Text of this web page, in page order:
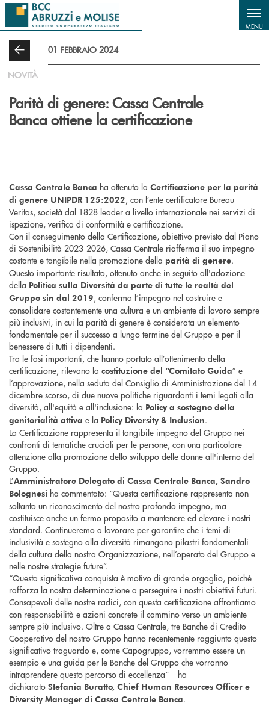
Salta al contenuto principale
MENU
01 FEBBRAIO 2024
NOVITÀ
Parità di genere: Cassa Centrale
Banca ottiene la certificazione
Cassa Centrale Banca ha ottenuto la Certificazione per la parità
di genere UNIPDR 125:2022, con l’ente certificatore Bureau
Veritas, società dal 1828 leader a livello internazionale nei servizi di
ispezione, verifica di conformità e certificazione.
Con il conseguimento della Certificazione, obiettivo previsto dal Piano
di Sostenibilità 2023-2026, Cassa Centrale riafferma il suo impegno
costante e tangibile nella promozione della parità di genere.
Questo importante risultato, ottenuto anche in seguito all'adozione
della Politica sulla Diversità da parte di tutte le realtà del
Gruppo sin dal 2019, conferma l’impegno nel costruire e
consolidare costantemente una cultura e un ambiente di lavoro sempre
più inclusivi, in cui la parità di genere è considerata un elemento
fondamentale per il successo a lungo termine del Gruppo e per il
benessere di tutti i dipendenti.
Tra le fasi importanti, che hanno portato all’ottenimento della
certificazione, rilevano la costituzione del “Comitato Guida” e
l’approvazione, nella seduta del Consiglio di Amministrazione del 14
dicembre scorso, di due nuove politiche riguardanti i temi legati alla
diversità, all'equità e all'inclusione: la Policy a sostegno della
genitorialità attiva e la Policy Diversity & Inclusion.
La Certificazione rappresenta il tangibile impegno del Gruppo nei
confronti di tematiche cruciali per le persone, con una particolare
attenzione alla promozione dello sviluppo delle donne all'interno del
Gruppo.
L’Amministratore Delegato di Cassa Centrale Banca, Sandro
Bolognesi ha commentato: “Questa certificazione rappresenta non
soltanto un riconoscimento del nostro profondo impegno, ma
costituisce anche un fermo proposito a mantenere ed elevare i nostri
standard. Continueremo a lavorare per garantire che i temi di
inclusività e sostegno alla diversità rimangano pilastri fondamentali
della cultura della nostra Organizzazione, nell’operato del Gruppo e
nelle nostre strategie future”.
“Questa significativa conquista è motivo di grande orgoglio, poiché
rafforza la nostra determinazione a perseguire i nostri obiettivi futuri.
Consapevoli delle nostre radici, con questa certificazione affrontiamo
con responsabilità e azioni concrete il cammino verso un ambiente
sempre più inclusivo. Oltre a Cassa Centrale, tre Banche di Credito
Cooperativo del nostro Gruppo hanno recentemente raggiunto questo
significativo traguardo e, come Capogruppo, vorremmo essere un
esempio e una guida per le Banche del Gruppo che vorranno
intraprendere questo percorso di eccellenza“ – ha
dichiarato Stefania Buratto, Chief Human Resources Officer e
Diversity Manager di Cassa Centrale Banca.